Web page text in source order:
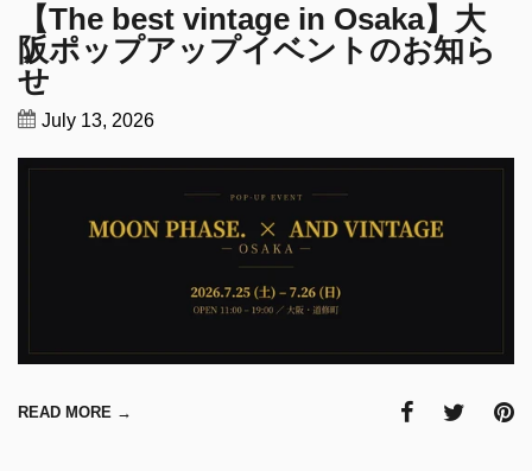
【The best vintage in Osaka】大
阪ポップアップイベントのお知ら
せ
July 13, 2026
READ MORE →